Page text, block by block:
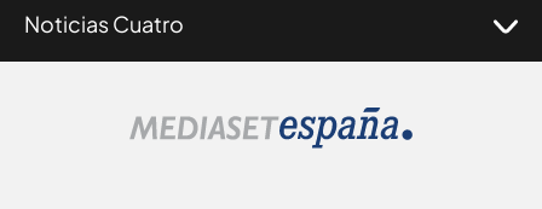
Noticias Cuatro